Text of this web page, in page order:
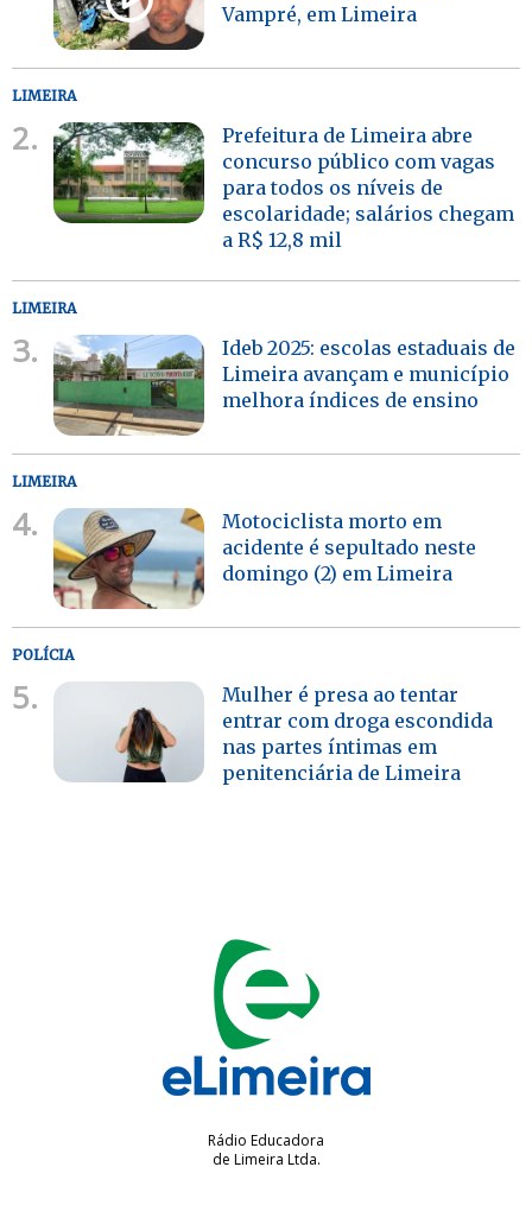
Vampré, em Limeira
LIMEIRA
2.
Prefeitura de Limeira abre
concurso público com vagas
para todos os níveis de
escolaridade; salários chegam
a R$ 12,8 mil
LIMEIRA
3.
Ideb 2025: escolas estaduais de
Limeira avançam e município
melhora índices de ensino
LIMEIRA
4.
Motociclista morto em
acidente é sepultado neste
domingo (2) em Limeira
POLÍCIA
5.
Mulher é presa ao tentar
entrar com droga escondida
nas partes íntimas em
penitenciária de Limeira
Rádio Educadora
de Limeira Ltda.